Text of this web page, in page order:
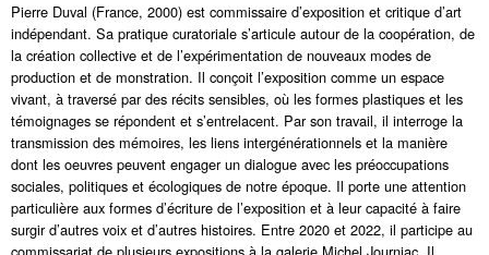
Pierre Duval (France, 2000) est commissaire d’exposition et critique d’art
indépendant. Sa pratique curatoriale s’articule autour de la coopération, de
la création collective et de l’expérimentation de nouveaux modes de
production et de monstration. Il conçoit l’exposition comme un espace
vivant, à traversé par des récits sensibles, où les formes plastiques et les
témoignages se répondent et s’entrelacent. Par son travail, il interroge la
transmission des mémoires, les liens intergénérationnels et la manière
dont les oeuvres peuvent engager un dialogue avec les préoccupations
sociales, politiques et écologiques de notre époque. Il porte une attention
particulière aux formes d’écriture de l’exposition et à leur capacité à faire
surgir d’autres voix et d’autres histoires. Entre 2020 et 2022, il participe au